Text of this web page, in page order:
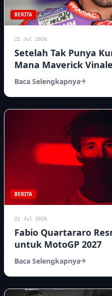
BERITA
22 Jul 2026
Setelah Tak Punya
Mana Maverick
Miller?
Baca Selengkapnya
BERITA
22 Jul 2026
Fabio Quartararo
untuk MotoGP 2027
Baca Selengkapnya